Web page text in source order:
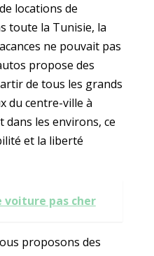
locations de
toute la Tunisie, la
ne pouvait pas
propose des
de tous les grands
du centre-ville à
dans les environs, ce
et la liberté
voiture pas cher
proposons des